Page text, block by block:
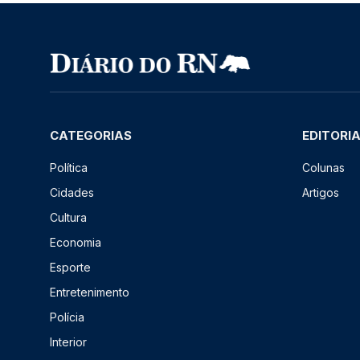
CATEGORIAS
Política
Cidades
Cultura
Economia
Esporte
Entretenimento
Polícia
Interior
Colunas
Artigos